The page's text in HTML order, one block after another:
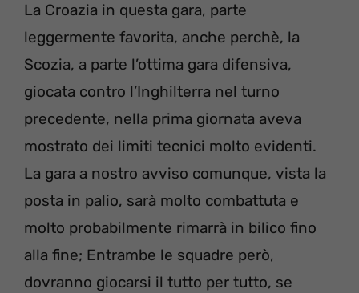
La Croazia in questa gara, parte
leggermente favorita, anche perchè, la
Scozia, a parte l’ottima gara difensiva,
giocata contro l’Inghilterra nel turno
precedente, nella prima giornata aveva
mostrato dei limiti tecnici molto evidenti.
La gara a nostro avviso comunque, vista la
posta in palio, sarà molto combattuta e
molto probabilmente rimarrà in bilico fino
alla fine; Entrambe le squadre però,
dovranno giocarsi il tutto per tutto, se